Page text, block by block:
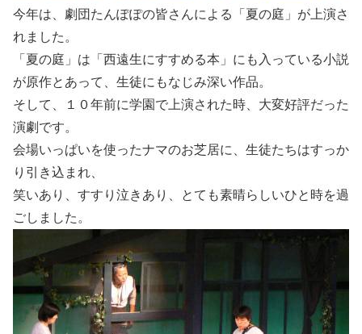
今年は、劇団たんぽぽの皆さんによる「夏の庭」が上演さ
れました。
「夏の庭」は「西遠生にすすめる本」にも入っている小説
が原作とあって、生徒にもなじみ深い作品。
そして、１０年前に学園で上演された時、大変好評だった
演劇です。
会場いっぱいを使ったナマのお芝居に、生徒たちはすっか
り引き込まれ、
笑いあり、すすり泣きあり、とても素晴らしいひと時を過
ごしました。